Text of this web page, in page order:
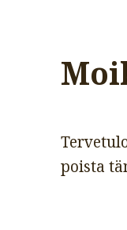
poista